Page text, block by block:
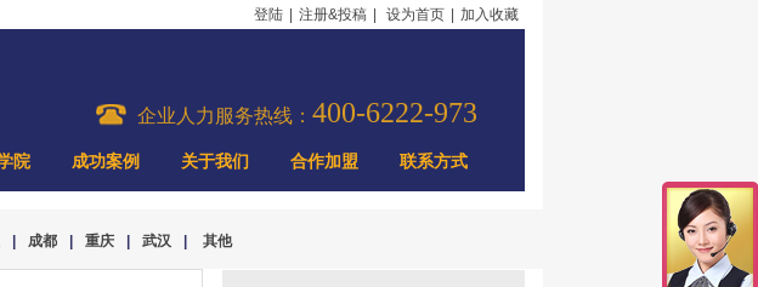
登陆 注册&投稿 设为首页 加入收藏
企业人力服务热线： 400-6222-973
院 成功案例 关于我们 合作加盟 联系方式
成都 重庆 武汉 其他